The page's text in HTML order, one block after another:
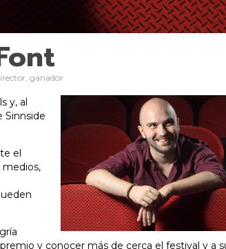
ganador
y, al
Sinnside
el
medios,
y conocer más de cerca el festival y a